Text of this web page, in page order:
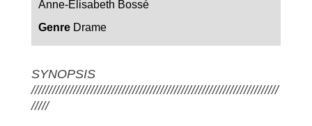
Anne-Elisabeth Bossé
GenreDrame
SYNOPSIS
///////////////////////////////////////////////////////////////////////
/////